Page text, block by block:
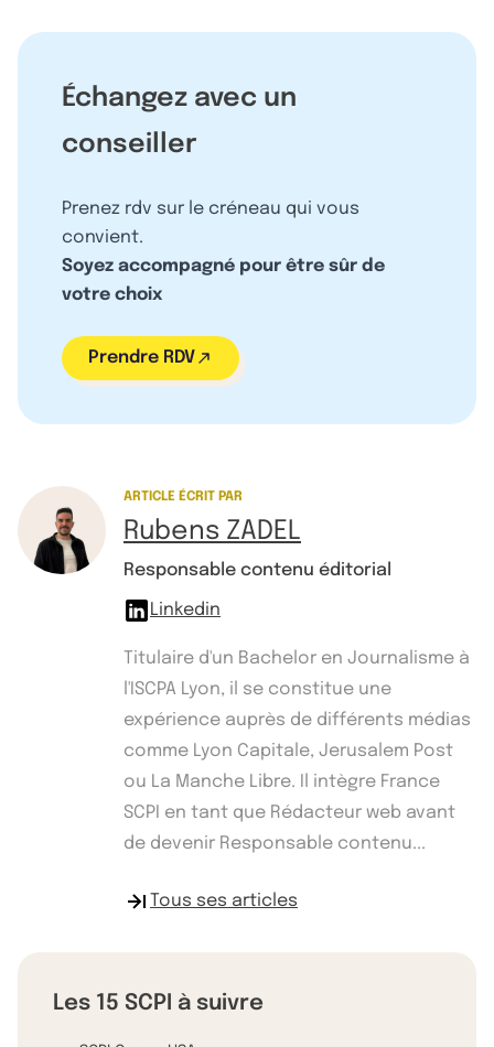
Échangez avec un
conseiller
Prenez rdv sur le créneau qui vous
convient.
Soyez accompagné pour être sûr de
votre choix
Prendre RDV
ARTICLE ÉCRIT PAR
Rubens ZADEL
Responsable contenu éditorial
Linkedin
Titulaire d'un Bachelor en Journalisme à
l'ISCPA Lyon, il se constitue une
expérience auprès de différents médias
comme Lyon Capitale, Jerusalem Post
ou La Manche Libre. Il intègre France
SCPI en tant que Rédacteur web avant
de devenir Responsable contenu...
Tous ses articles
Les 15 SCPI à suivre